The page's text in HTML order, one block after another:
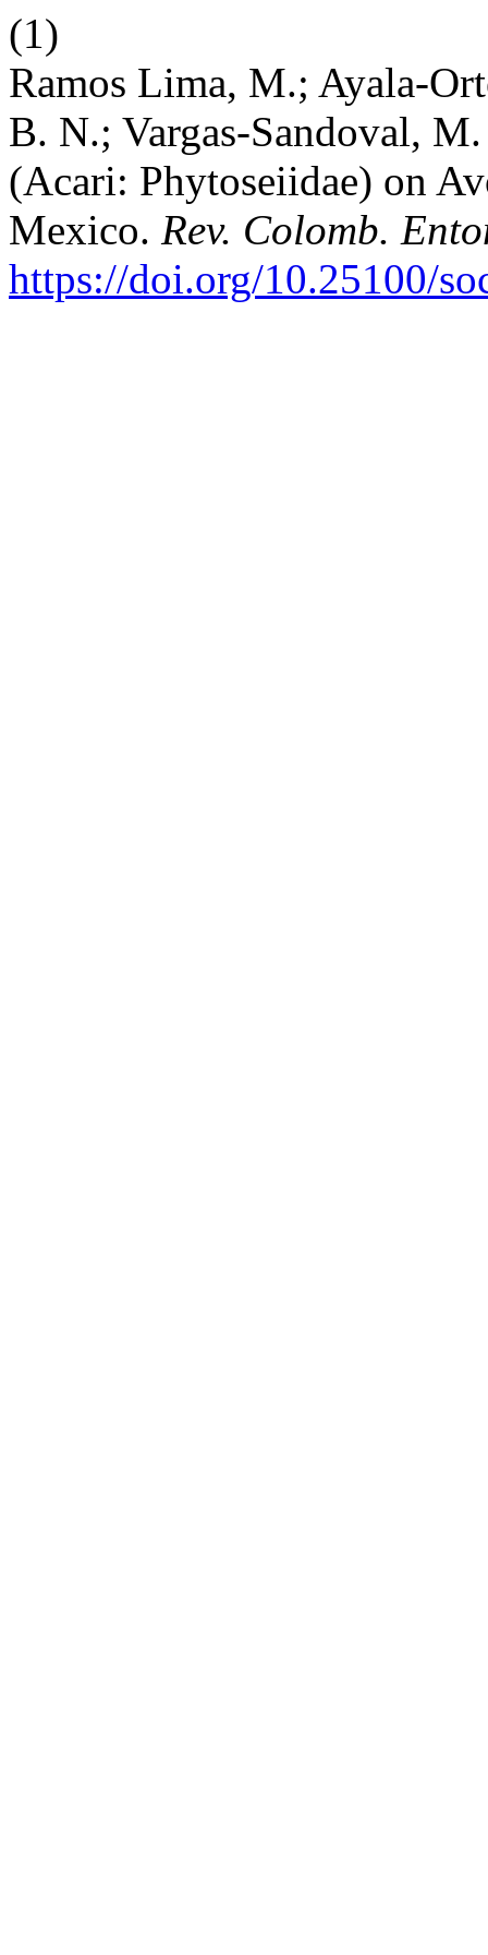
(1)
Ramos Lima, M.; Ayala-
B. N.; Vargas-Sandoval,
(Acari: Phytoseiidae) on
Mexico. Rev. Colomb.
https://doi.org/10.25100/